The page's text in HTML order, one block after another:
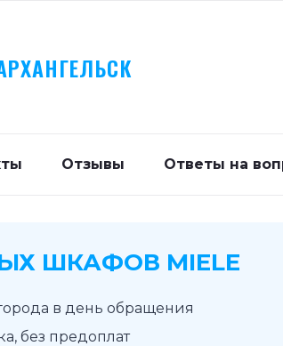
Отзывы Ответы на
ШКАФОВ MIELE
в день обращения
без предоплат